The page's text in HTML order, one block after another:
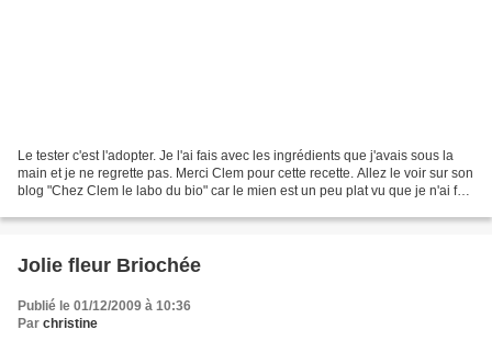
Le tester c'est l'adopter. Je l'ai fais avec les ingrédients que j'avais sous la
main et je ne regrette pas. Merci Clem pour cette recette. Allez le voir sur son
blog "Chez Clem le labo du bio" car le mien est un peu plat vu que je n'ai fait
Jolie fleur Briochée
Publié le 01/12/2009 à 10:36
Par christine